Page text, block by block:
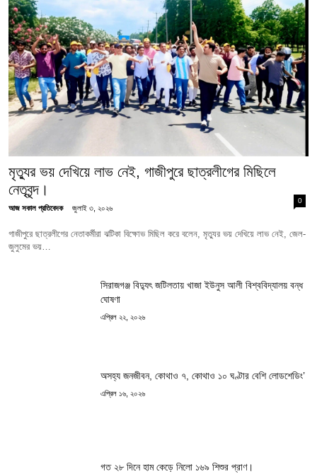
মৃত্যুর ভয় দেখিয়ে লাভ নেই, গাজীপুরে ছাত্রলীগের মিছিলে
নেতৃবৃন্দ।
আজ সকাল প্রতিবেদক জুলাই ৩, ২০২৬
0
গাজীপুরে ছাত্রলীগের নেতাকর্মীরা ঝটিকা বিক্ষোভ মিছিল করে বলেন, মৃত্যুর ভয় দেখিয়ে লাভ নেই, জেল-
জুলুমের ভয়…
সিরাজগঞ্জ বিদ্যুৎ জটিলতায় খাজা ইউনুস আলী বিশ্ববিদ্যালয় বন্ধ
ঘোষণা
এপ্রিল ২২, ২০২৬
অসহ্য জনজীবন, কোথাও ৭, কোথাও ১০ ঘণ্টার বেশি লোডশেডিং’
এপ্রিল ১৬, ২০২৬
গত ২৮ দিনে হাম কেড়ে নিলো ১৬৯ শিশুর প্রাণ।